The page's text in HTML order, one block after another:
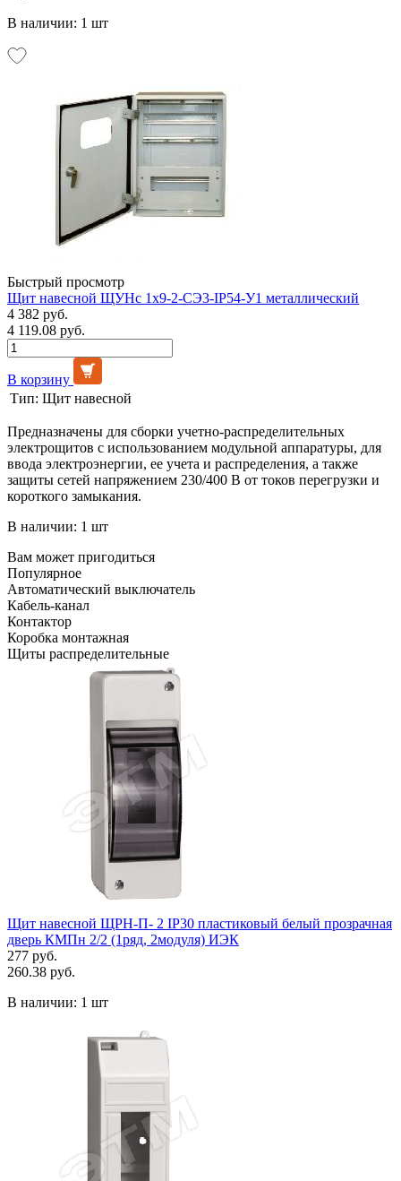
В наличии: 1 шт
Быстрый просмотр
Щит навесной ЩУНс 1х9-2-СЭ3-IP54-У1 металлический
4 382 руб.
4 119.08 руб.
В корзину
Тип: Щит навесной
Предназначены для сборки учетно-распределительных
электрощитов с использованием модульной аппаратуры, для
ввода электроэнергии, ее учета и распределения, а также
защиты сетей напряжением 230/400 В от токов перегрузки и
короткого замыкания.
В наличии: 1 шт
Вам может пригодиться
Популярное
Автоматический выключатель
Кабель-канал
Контактор
Коробка монтажная
Щиты распределительные
Щит навесной ЩРН-П- 2 IP30 пластиковый белый прозрачная
дверь КМПн 2/2 (1ряд, 2модуля) ИЭК
277 руб.
260.38 руб.
В наличии: 1 шт